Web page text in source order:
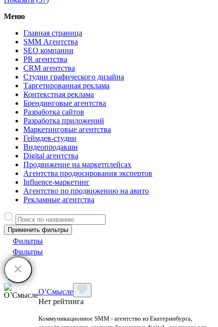
Меню
Главная страница
SMM Агентства
SEO компании
PR агентства
CRM агентства
Студии графического дизайна
Таргетированная реклама
Контекстная реклама
Брендинговые агентства
Разработка сайтов
Разработка приложений
Маркетинговые агентства
Геймдев-студии
Видеопродакшн
Digital агентства
Продвижение на маркетплейсах
Агентства продюсирования экспертов
Influence-маркетинг
Агентство по продвижению на авито
Рекламные агентства
Применить фильтры
Фильтры
Фильтры
О’Смысле
Нет рейтинга
Коммуникационное SMM - агентство из Екатеринбурга,